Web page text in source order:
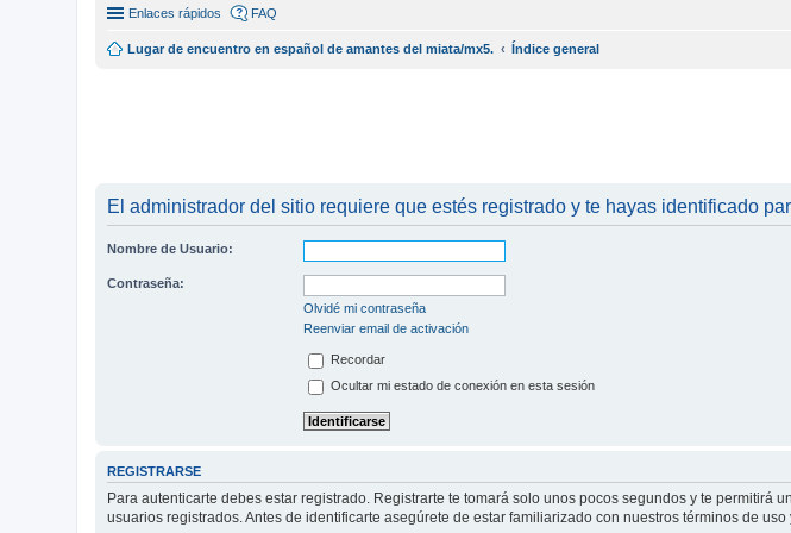
Enlaces rápidos FAQ
Lugar de encuentro en español de amantes del miata/mx5. Índice general
El administrador del sitio requiere que estés registrado y te hayas identificado
Nombre de Usuario:
Contraseña:
Olvidé mi contraseña
Reenviar email de activación
Recordar
Ocultar mi estado de conexión en esta sesión
REGISTRARSE
Para autenticarte debes estar registrado. Registrarte te tomará solo unos pocos segundos y te
usuarios registrados. Antes de identificarte asegúrete de estar familiarizado con nuestros términos de